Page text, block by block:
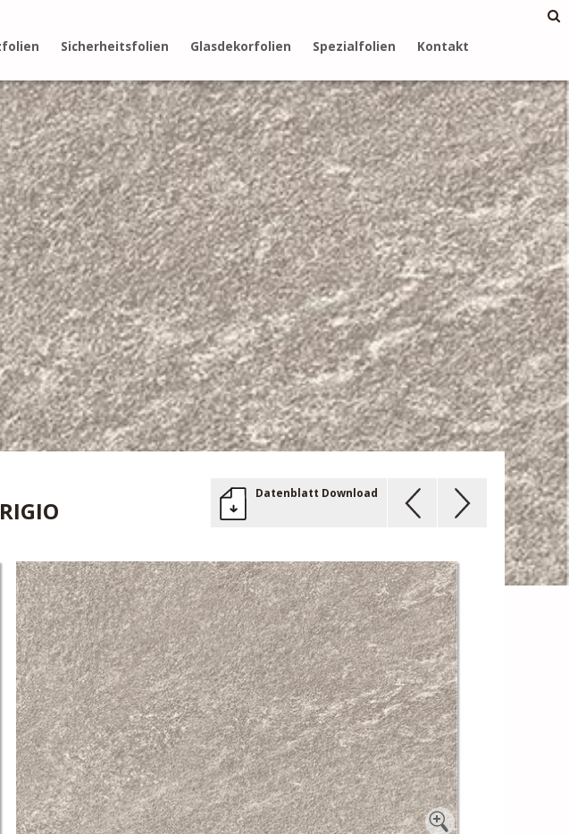
Sicherheitsfolien Glasdekorfolien Spezialfolien Kontakt
Datenblatt Download